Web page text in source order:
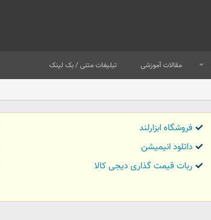
مقالات آموزشی تبلیغات متنی / بک لینک
فروشگاه ابزارلند
داتلود انیمیشن
ربات قیمت گذاری دیجی کالا